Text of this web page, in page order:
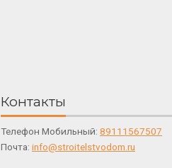
Контакты
Телефон Мобильный: 89111567507
Почта: info@stroitelstvodom.ru